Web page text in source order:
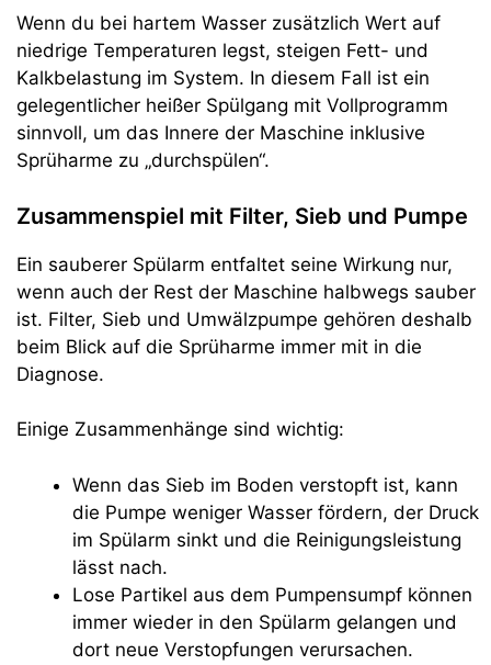
Wenn du bei hartem Wasser zusätzlich Wert auf
niedrige Temperaturen legst, steigen Fett- und
Kalkbelastung im System. In diesem Fall ist ein
gelegentlicher heißer Spülgang mit Vollprogramm
sinnvoll, um das Innere der Maschine inklusive
Sprüharme zu „durchspülen“.
Zusammenspiel mit Filter, Sieb und Pumpe
Ein sauberer Spülarm entfaltet seine Wirkung nur,
wenn auch der Rest der Maschine halbwegs sauber
ist. Filter, Sieb und Umwälzpumpe gehören deshalb
beim Blick auf die Sprüharme immer mit in die
Diagnose.
Einige Zusammenhänge sind wichtig:
Wenn das Sieb im Boden verstopft ist, kann
die Pumpe weniger Wasser fördern, der Druck
im Spülarm sinkt und die Reinigungsleistung
lässt nach.
Lose Partikel aus dem Pumpensumpf können
immer wieder in den Spülarm gelangen und
dort neue Verstopfungen verursachen.